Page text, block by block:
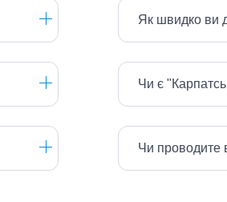
Як швидко ви
Чи є
Чи проводите